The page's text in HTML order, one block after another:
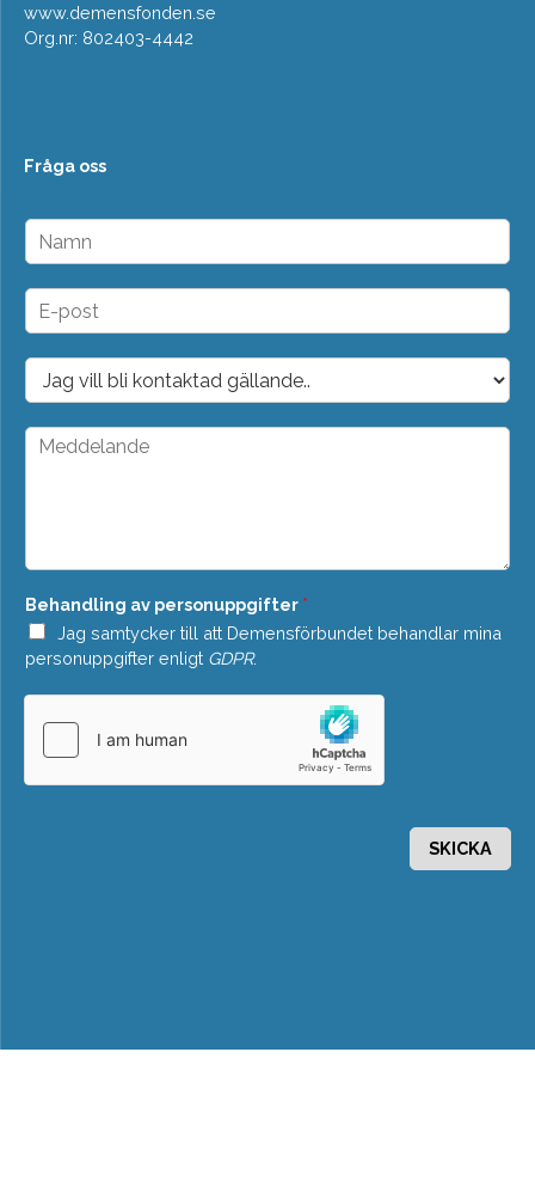
www.demensfonden.se
Org.nr: 802403-4442
Fråga oss
N
m
n
E
p
o
t
*
D
o
p
M
a
d
e
*
Behandling av personuppgifter *
Jag samtycker till att Demensförbundet behandlar mina
personuppgifter enligt GDPR.
SKICKA